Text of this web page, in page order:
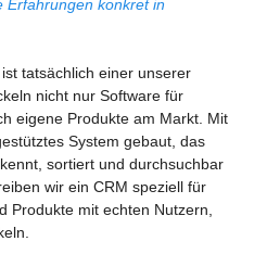
Erfahrungen konkret in
ist tatsächlich einer unserer
nicht nur Software für
eigene Produkte am Markt. Mit
System gebaut, das
sortiert und durchsuchbar
wir ein CRM speziell für
Produkte mit echten Nutzern,